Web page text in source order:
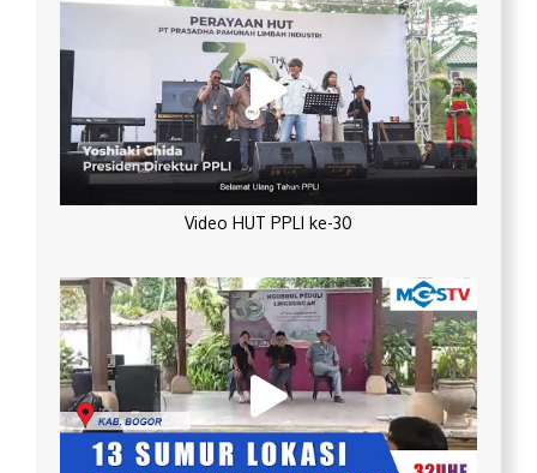
Video HUT PPLI ke-30